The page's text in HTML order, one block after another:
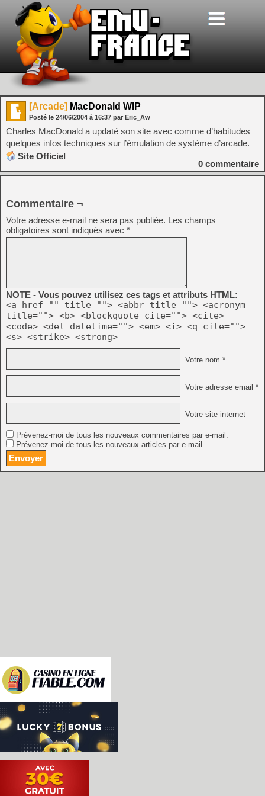
[Arcade] MacDonald WIP
Posté le 24/06/2004 à 16:37 par Eric_Aw
Charles MacDonald a updaté son site avec comme d’habitudes
quelques infos techniques sur l’émulation de système d’arcade.
Site Officiel
0 commentaire
Commentaire ¬
Votre adresse e-mail ne sera pas publiée. Les champs
obligatoires sont indiqués avec *
NOTE - Vous pouvez utilisez ces tags et attributs HTML:
<a href="" title=""> <abbr title=""> <acronym
title=""> <b> <blockquote cite=""> <cite>
<code> <del datetime=""> <em> <i> <q cite="">
<s> <strike> <strong>
Votre nom *
Votre adresse email *
Votre site internet
Prévenez-moi de tous les nouveaux commentaires par e-mail.
Prévenez-moi de tous les nouveaux articles par e-mail.